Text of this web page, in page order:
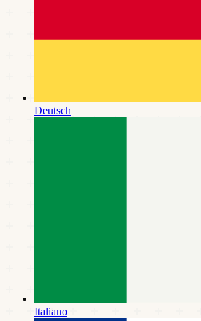
Deutsch
Italiano